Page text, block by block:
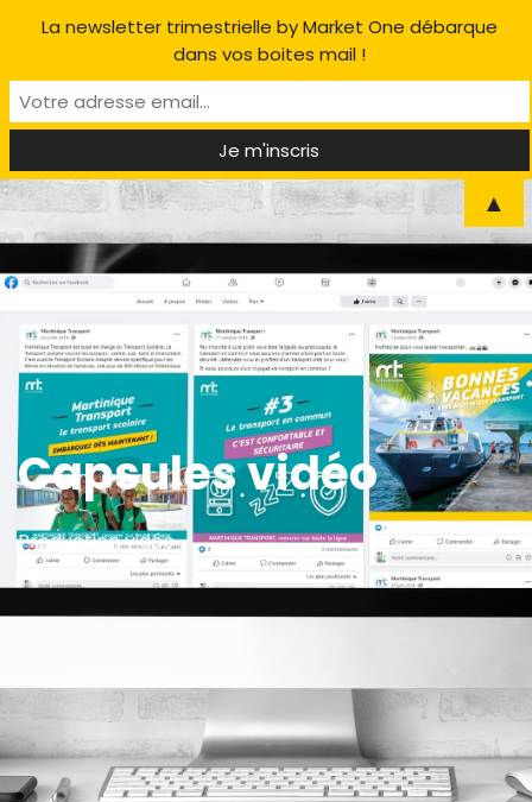
Capsules vidéo
Production vidéo
La newsletter trimestrielle by Market One débarque
dans vos boites mail !
▲